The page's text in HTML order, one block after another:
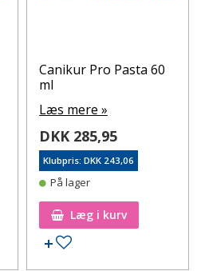
Canikur Pro Pasta 60
ml
Læs mere »
DKK 285,95
Klubpris: DKK 243,06
På lager
Læg i kurv
Tilføj til ønskeseddel